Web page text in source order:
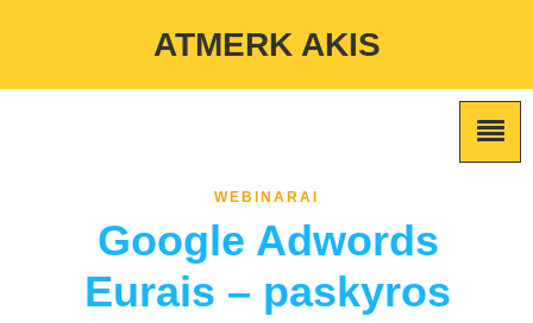
/home/atmerkakis/public_html/wp-content/themes/marketing-
ATMERK AKIS
WEBINARAI
Google Adwords
Eurais – paskyros